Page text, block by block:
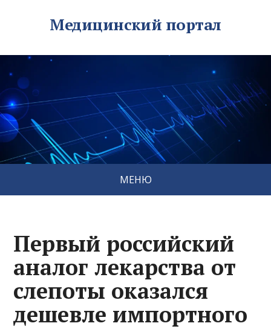
Медицинский портал
МЕНЮ
Первый российский
аналог лекарства от
слепоты оказался
дешевле импортного